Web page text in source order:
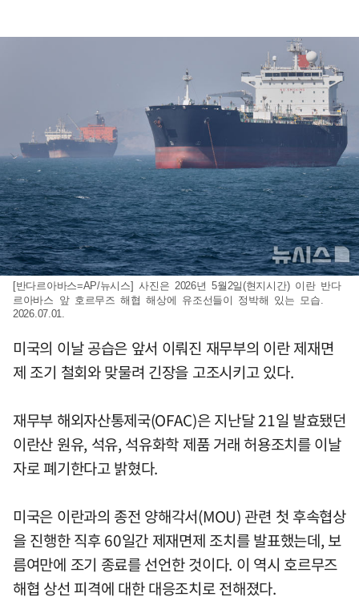
[반다르아바스=AP/뉴시스] 사진은 2026년 5월2일(현지시간) 이란 반다
르아바스 앞 호르무즈 해협 해상에 유조선들이 정박해 있는 모습.
2026.07.01.
미국의 이날 공습은 앞서 이뤄진 재무부의 이란 제재면
제 조기 철회와 맞물려 긴장을 고조시키고 있다.
재무부 해외자산통제국(OFAC)은 지난달 21일 발효됐던
이란산 원유, 석유, 석유화학 제품 거래 허용조치를 이날
자로 폐기한다고 밝혔다.
미국은 이란과의 종전 양해각서(MOU) 관련 첫 후속협상
을 진행한 직후 60일간 제재면제 조치를 발표했는데, 보
름여만에 조기 종료를 선언한 것이다. 이 역시 호르무즈
해협 상선 피격에 대한 대응조치로 전해졌다.